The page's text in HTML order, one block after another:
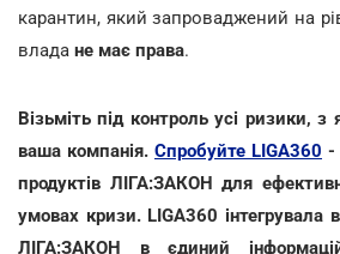
карантин, який запроваджений на
влада не має права.
Візьміть під контроль усі ризики,
ваша компанія. Спробуйте LIGA360 -
продуктів ЛІГА:ЗАКОН для
умовах кризи. LIGA360 інтегрувала
ЛІГА:ЗАКОН в єдиний